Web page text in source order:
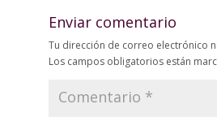
Enviar comentario
Tu dirección de correo electrónico
Los campos obligatorios están